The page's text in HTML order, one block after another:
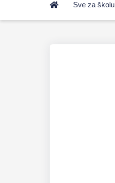
Sve za školu